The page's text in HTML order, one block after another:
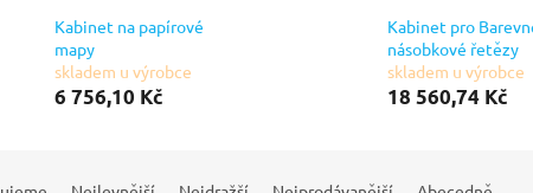
Kabinet na papírové
mapy
skladem u výrobce
6 756,10 Kč
Kabinet pro
násobkové řetězy
skladem u výrobce
18 560,74 Kč